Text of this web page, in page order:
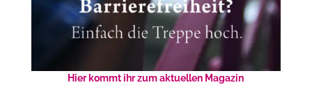
Hier kommt ihr zum aktuellen Magazin